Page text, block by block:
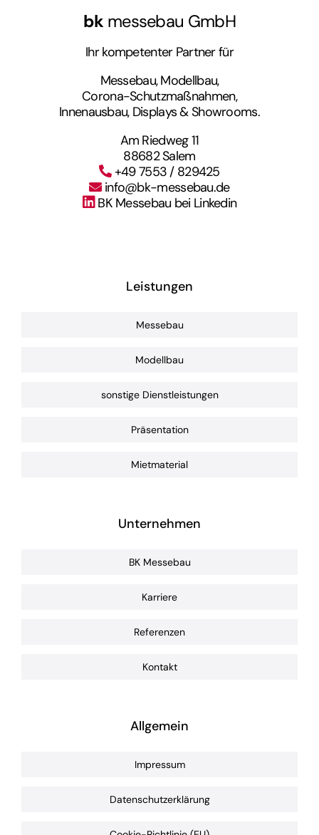
bk messebau GmbH
Ihr kompetenter Partner für
Messebau, Modellbau,
Corona-Schutzmaßnahmen,
Innenausbau, Displays & Showrooms.
Am Riedweg 11
88682 Salem
+49 7553 / 829425
info@bk-messebau.de
BK Messebau bei Linkedin
Leistungen
Messebau
Modellbau
sonstige Dienstleistungen
Präsentation
Mietmaterial
Unternehmen
BK Messebau
Karriere
Referenzen
Kontakt
Allgemein
Impressum
Datenschutzerklärung